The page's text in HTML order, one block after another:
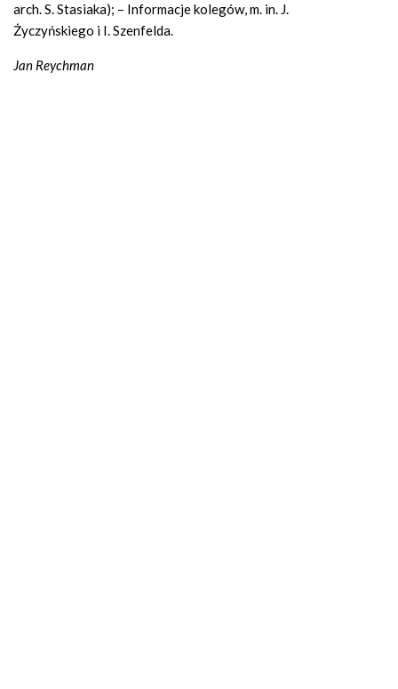
arch. S. Stasiaka); – Informacje kolegów, m. in. J.
Życzyńskiego i I. Szenfelda.
Jan Reychman